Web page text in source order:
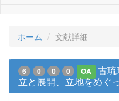
ホーム 文献詳細
6 0 0 0 OA
古
立と展開、立地をめぐ